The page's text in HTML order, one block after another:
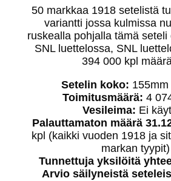
50 markkaa 1918 setelistä
variantti jossa kulmissa
ruskealla pohjalla tämä
SNL luettelossa, SNL
394 000 kpl
Setelin koko:
Toimitusmäärä: 4
Vesileima: Ei
Palauttamaton määrä
kpl (kaikki vuoden 1918 ja
markan tyypit)
Tunnettuja yksilöitä
Arvio säilyneistä